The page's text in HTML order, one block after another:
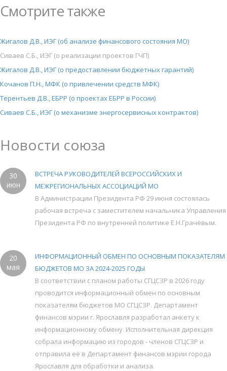
Смотрите также
Жигалов Д.В., ИЭГ (об анализе финансового состояния МО)
Сиваев С.Б., ИЭГ (о реализации проектов ГЧП)
Жигалов Д.В., ИЭГ (о предоставлении бюджетных гарантий)
Кочанов П.Н., МФК (о привлечении средств МФК)
Терентьев Д.В., ЕБРР (о проектах ЕБРР в России)
Сиваев С.Б., ИЭГ (о механизме энергосервисных контрактов)
Новости союза
30
июн
ВСТРЕЧА РУКОВОДИТЕЛЕЙ ВСЕРОССИЙСКИХ И
МЕЖРЕГИОНАЛЬНЫХ АССОЦИАЦИЙ МО
В Администрации Президента РФ 29 июня состоялась
рабочая встреча с заместителем начальника Управления
Президента РФ по внутренней политике Е.Н.Грачёвым.
20
мая
ИНФОРМАЦИОННЫЙ ОБМЕН ПО ОСНОВНЫМ ПОКАЗАТЕЛЯМ
БЮДЖЕТОВ МО ЗА 2024-2025 ГОДЫ
В соответствии с планом работы СГЦСЗР в 2026 году
проводится информационный обмен по основным
показателям бюджетов МО СГЦСЗР. Департамент
финансов мэрии г. Ярославля разработал анкету к
информационному обмену. Исполнительная дирекция
собрала информацию из городов - членов СГЦСЗР и
отправила её в Департамент финансов мэрии города
Ярославля для обработки и анализа.